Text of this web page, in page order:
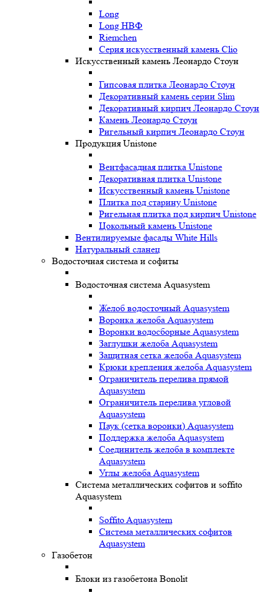
Long
Long НВФ
Riemchen
Серия искусственный камень Clio
Искусственный камень Леонардо Стоун
Гипсовая плитка Леонардо Стоун
Декоративный камень серии Slim
Декоративный кирпич Леонардо Стоун
Камень Леонардо Стоун
Ригельный кирпич Леонардо Стоун
Продукция Unistone
Вентфасадная плитка Unistone
Декоративная плитка Unistone
Искусственный камень Unistone
Плитка под старину Unistone
Ригельная плитка под кирпич Unistone
Цокольный камень Unistone
Вентилируемые фасады White Hills
Натуральный сланец
Водосточная система и софиты
Водосточная система Aquasystem
Желоб водосточный Aquasystem
Воронка желоба Aquasystem
Воронки водосборные Aquasystem
Заглушки желоба Aquasystem
Защитная сетка желоба Aquasystem
Крюки крепления желоба Aquasystem
Ограничитель перелива прямой
Aquasystem
Ограничитель перелива угловой
Aquasystem
Паук (сетка воронки) Aquasystem
Поддержка желоба Aquasystem
Соединитель желоба в комплекте
Aquasystem
Углы желоба Aquasystem
Система металлических софитов и soffito
Aquasystem
Soffito Aquasystem
Система металлических софитов
Aquasystem
Газобетон
Блоки из газобетона Bonolit